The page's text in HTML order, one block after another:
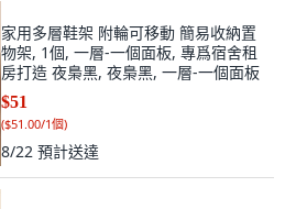
家用多層鞋架 附輪可移動 簡易收納置
物架, 1個, 一層-一個面板, 專爲宿舍租
房打造 夜梟黑, 夜梟黑, 一層-一個面板
$51
($51.00/1個)
8/22 預計送達